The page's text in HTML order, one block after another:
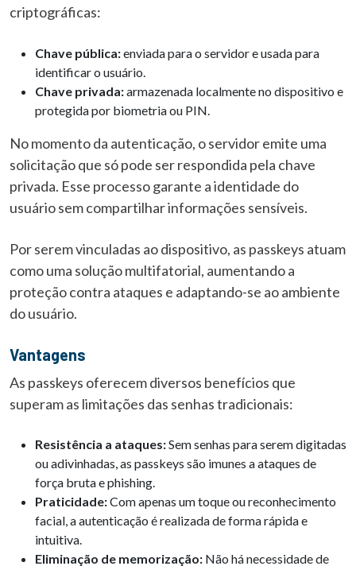
criptográficas:
Chave pública:enviada para o servidor e usada para
identificar o usuário.
Chave privada:armazenada localmente no dispositivo e
protegida por biometria ou PIN.
No momento da autenticação, o servidor emite uma
solicitação que só pode ser respondida pela chave
privada. Esse processo garante a identidade do
usuário sem compartilhar informações sensíveis.
Por serem vinculadas ao dispositivo, as passkeys atuam
como uma solução multifatorial, aumentando a
proteção contra ataques e adaptando-se ao ambiente
do usuário.
Vantagens
As passkeys oferecem diversos benefícios que
superam as limitações das senhas tradicionais:
Resistência a ataques:Sem senhas para serem digitadas
ou adivinhadas, as passkeys são imunes a ataques de
força bruta e phishing.
Praticidade:Com apenas um toque ou reconhecimento
facial, a autenticação é realizada de forma rápida e
intuitiva.
Eliminação de memorização: Não há necessidade de